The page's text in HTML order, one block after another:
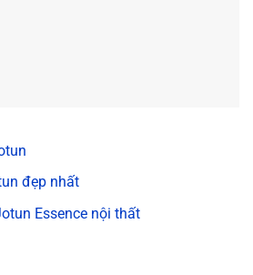
đẹp nhất
Essence nội thất